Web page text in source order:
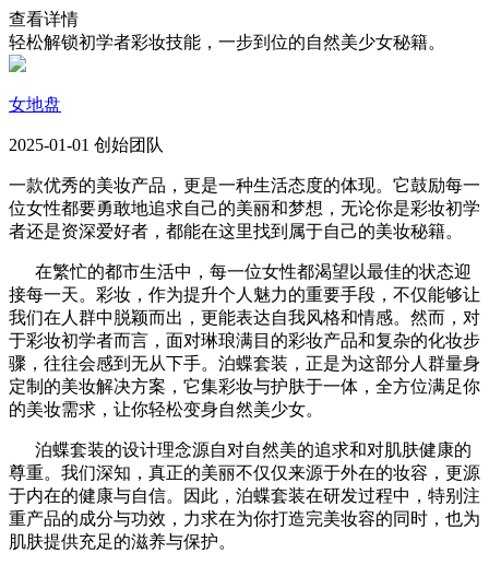
查看详情
轻松解锁初学者彩妆技能，一步到位的自然美少女秘籍。
女地盘
2025-01-01 创始团队
一款优秀的美妆产品，更是一种生活态度的体现。它鼓励每一
位女性都要勇敢地追求自己的美丽和梦想，无论你是彩妆初学
者还是资深爱好者，都能在这里找到属于自己的美妆秘籍。
在繁忙的都市生活中，每一位女性都渴望以最佳的状态迎
接每一天。彩妆，作为提升个人魅力的重要手段，不仅能够让
我们在人群中脱颖而出，更能表达自我风格和情感。然而，对
于彩妆初学者而言，面对琳琅满目的彩妆产品和复杂的化妆步
骤，往往会感到无从下手。泊蝶套装，正是为这部分人群量身
定制的美妆解决方案，它集彩妆与护肤于一体，全方位满足你
的美妆需求，让你轻松变身自然美少女。
泊蝶套装的设计理念源自对自然美的追求和对肌肤健康的
尊重。我们深知，真正的美丽不仅仅来源于外在的妆容，更源
于内在的健康与自信。因此，泊蝶套装在研发过程中，特别注
重产品的成分与功效，力求在为你打造完美妆容的同时，也为
肌肤提供充足的滋养与保护。